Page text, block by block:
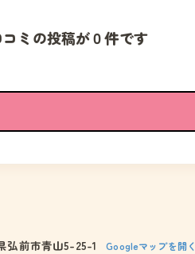
コミの投稿が０件です
弘前市青山5-25-1 Googleマップを開く